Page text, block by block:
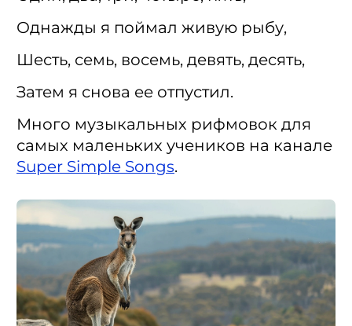
Однажды я поймал живую рыбу,
Шесть, семь, восемь, девять, десять,
Затем я снова ее отпустил.
Много музыкальных рифмовок для
самых маленьких учеников на канале
Super Simple Songs.